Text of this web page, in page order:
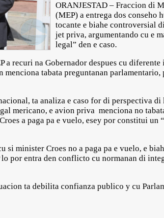
ORANJESTAD – Fraccion di
(MEP) a entrega dos conseho
tocante e biahe controversial
jet priva, argumentando cu e
legal” den e caso.
recuri na Gobernador despues cu diferente
tabata preguntanan
ta analiza e caso for di perspectiva
mericano, e avion priva menciona no
a paga pa e vuelo, esey por constitui
si minister Croes no a paga pa e vuelo, e
por entra den conflicto cu normanan di
ta debilita confianza publico y cu